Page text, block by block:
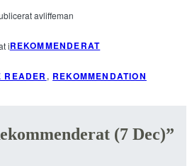
avliffeman
iREKOMMENDERAT
READER, REKOMMENDATION
(7 Dec)”